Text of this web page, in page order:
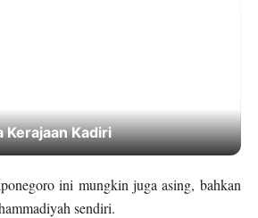
Blitar, Kuliner Legendaris
ini mungkin juga asing, bahkan
sendiri.